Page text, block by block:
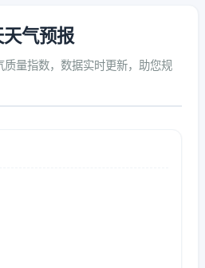
气预报
量指数，数据实时更新，助您规